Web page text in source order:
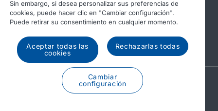
Declaración de privacidad
Condiciones generales
Uso de cookies en DAF
Informes regulatorios
A PACCAR COMPANY
DRIVEN BY QUALITY
Sin embargo, si desea personalizar sus preferencias de
cookies, puede hacer clic en "Cambiar configuración".
Puede retirar su consentimiento en cualquier momento.
Aceptar todas las
cookies
Rechazarlas todas
Cambiar
configuración